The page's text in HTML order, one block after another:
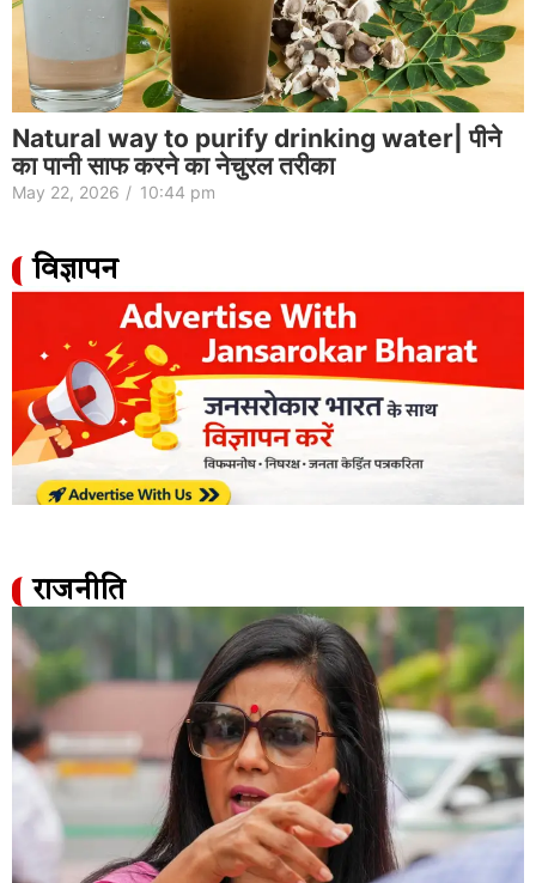
Natural way to purify drinking water| पीने
का पानी साफ करने का नेचुरल तरीका
May 22, 2026 / 10:44 pm
विज्ञापन
राजनीति